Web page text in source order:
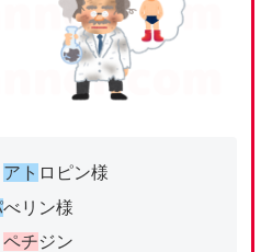
アト ロピン様
べリン様
ペチジン